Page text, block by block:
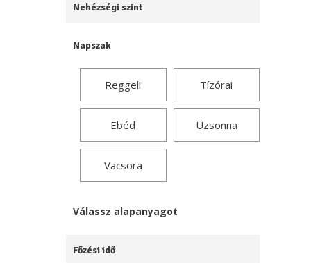
Nehézségi szint
Napszak
Reggeli Tízórai
Ebéd Uzsonna
Vacsora
Válassz alapanyagot
Főzési idő